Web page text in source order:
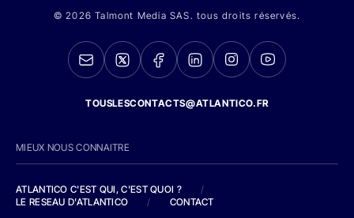
© 2026 Talmont Media SAS. tous droits réservés.
TOUSLESCONTACTS@ATLANTICO.FR
MIEUX NOUS CONNAITRE
ATLANTICO C'EST QUI, C'EST QUOI ?
/
LE RESEAU D'ATLANTICO
/ CONTACT